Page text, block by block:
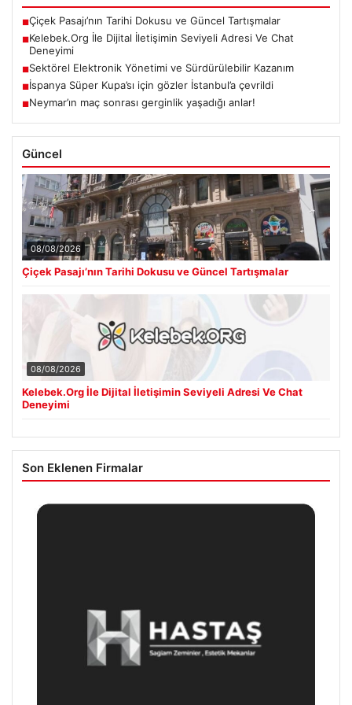
■Çiçek Pasajı’nın Tarihi Dokusu ve Güncel Tartışmalar
■Kelebek.Org İle Dijital İletişimin Seviyeli Adresi Ve Chat
Deneyimi
■Sektörel Elektronik Yönetimi ve Sürdürülebilir Kazanım
■İspanya Süper Kupa’sı için gözler İstanbul’a çevrildi
■Neymar’ın maç sonrası gerginlik yaşadığı anlar!
Güncel
08/08/2026
Çiçek Pasajı’nın Tarihi Dokusu ve Güncel Tartışmalar
08/08/2026
Kelebek.Org İle Dijital İletişimin Seviyeli Adresi Ve Chat
Deneyimi
Son Eklenen Firmalar